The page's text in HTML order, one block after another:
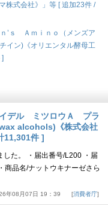
株式会社》」等 [ 追加23件 /
’ｓ Ａｍｉｎｏ（メンズア
イン)《オリエンタル酵母工
イデル ミツロウＡ プラ
alcohols)《株式会社
11,301件 ]
た。 ・届出番号/L200 ・届
商品名/ナットウキナーゼさら
年08月07日 19：39 消費者庁